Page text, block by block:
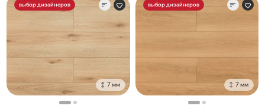
выбор дизайнеров
7 мм
выбор дизайнеров
7 мм